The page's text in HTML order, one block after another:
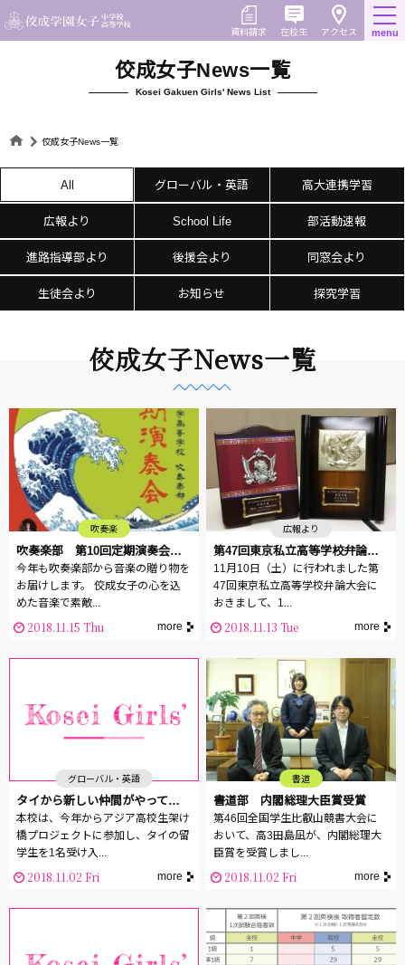
to
content
アクセス
在校生
資料請求 menu
佼成女子News一覧
Kosei Gakuen Girls' News List
佼成女子News一覧
All グローバル・英語 高大連携学習
広報より School Life 部活動速報
進路指導部より 後援会より 同窓会より
生徒会より お知らせ 探究学習
佼成女子News一覧
吹奏楽
吹奏楽部 第10回定期演奏会のお知らせ
今年も吹奏楽部から音楽の贈り物を
お届けします。 佼成女子の心を込
めた音楽で素敵...
2018.11.15 Thu more
広報より
第47回東京私立高等学校弁論大会 最優秀賞受賞
11月10日（土）に行われました第
47回東京私立高等学校弁論大会に
おきまして、1...
2018.11.13 Tue more
グローバル・英語
タイから新しい仲間がやって来ました
本校は、今年からアジア高校生架け
橋プロジェクトに参加し、タイの留
学生を1名受け入...
2018.11.02 Fri more
書道
書道部 内閣総理大臣賞受賞
第46回全国学生比叡山競書大会に
おいて、高3田島凪が、内閣総理大
臣賞を受賞しまし...
2018.11.02 Fri more